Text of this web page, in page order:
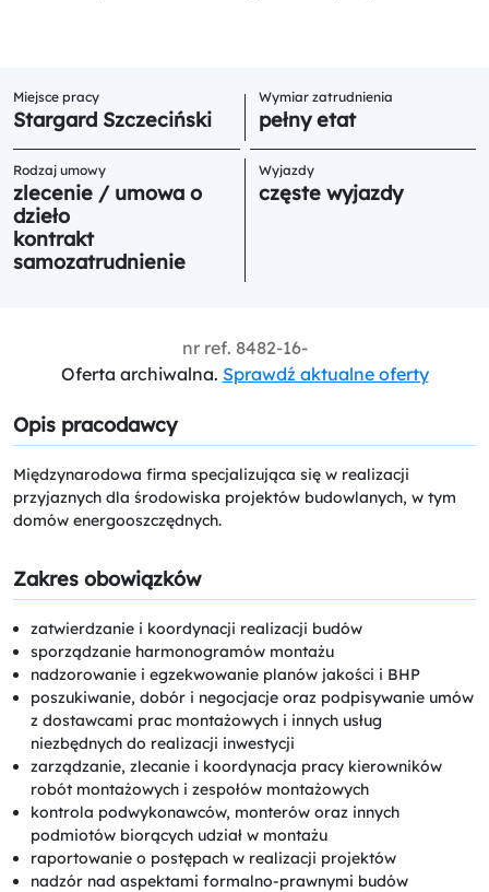
Miejsce pracy
Stargard Szczeciński
Wymiar zatrudnienia
pełny etat
Rodzaj umowy
zlecenie / umowa o
dzieło
kontrakt
samozatrudnienie
Wyjazdy
częste wyjazdy
nr ref. 8482-16-
Oferta archiwalna. Sprawdź aktualne oferty
Opis pracodawcy
Międzynarodowa firma specjalizująca się w realizacji
przyjaznych dla środowiska projektów budowlanych, w tym
domów energooszczędnych.
Zakres obowiązków
zatwierdzanie i koordynacji realizacji budów
sporządzanie harmonogramów montażu
nadzorowanie i egzekwowanie planów jakości i BHP
poszukiwanie, dobór i negocjacje oraz podpisywanie umów
z dostawcami prac montażowych i innych usług
niezbędnych do realizacji inwestycji
zarządzanie, zlecanie i koordynacja pracy kierowników
robót montażowych i zespołów montażowych
kontrola podwykonawców, monterów oraz innych
podmiotów biorących udział w montażu
raportowanie o postępach w realizacji projektów
nadzór nad aspektami formalno-prawnymi budów